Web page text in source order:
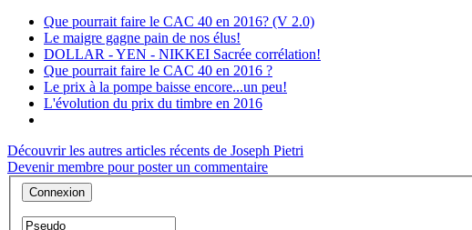
Que pourrait faire le CAC 40 en 2016? (V 2.0)
Le maigre gagne pain de nos élus!
DOLLAR - YEN - NIKKEI Sacrée corrélation!
Que pourrait faire le CAC 40 en 2016 ?
Le prix à la pompe baisse encore...un peu!
L'évolution du prix du timbre en 2016
Découvrir les autres articles récents de Joseph Pietri
Devenir membre pour poster un commentaire